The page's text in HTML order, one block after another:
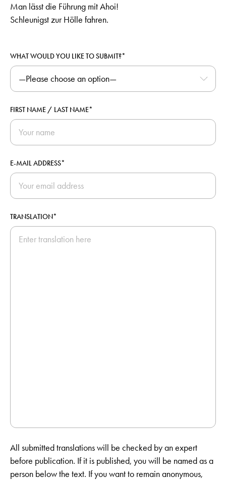
Man lässt die Führung mit Ahoi!
Schleunigst zur Hölle fahren.
WHAT WOULD YOU LIKE TO SUBMIT?*
FIRST NAME / LAST NAME*
E-MAIL ADDRESS*
TRANSLATION*
All submitted translations will be checked by an expert
before publication. If it is published, you will be named as a
person below the text. If you want to remain anonymous,